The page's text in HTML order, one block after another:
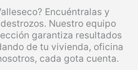
Encuéntralas y
Nuestro equipo
garantiza resultados
de tu vivienda, oficina
cada gota cuenta.